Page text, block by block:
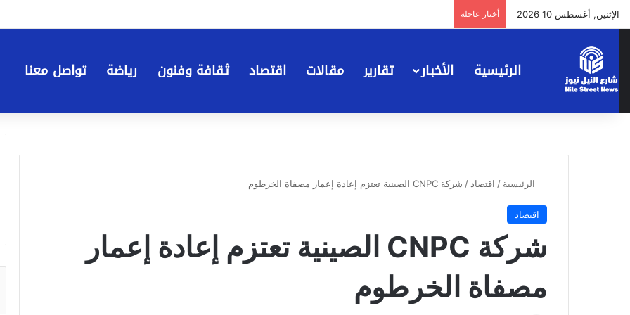
الإثنين, أغسطس 10 2026 أخبار عاجلة
الرئيسية الأخبار تقارير مقالات اقتصاد ثقافة وفنون رياضة تواصل معنا
الرئيسية / اقتصاد / شركة CNPC الصينية تعتزم إعادة إعمار مصفاة الخرطوم
اقتصاد
شركة CNPC الصينية تعتزم إعادة إعمار
مصفاة الخرطوم